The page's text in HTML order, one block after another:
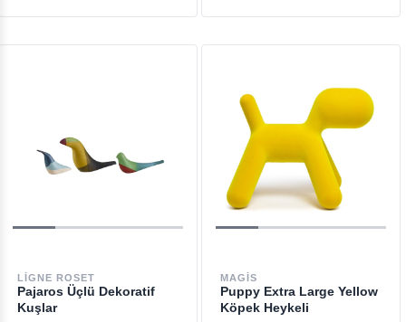
LIGNE ROSET
Pajaros Üçlü Dekoratif
Kuşlar
MAGIS
Puppy Extra Large Yellow
Köpek Heykeli